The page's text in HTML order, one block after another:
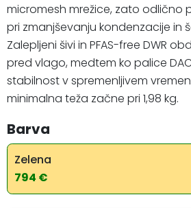
micromesh mrežice, zato odlično
pri zmanjševanju kondenzacije in
Zalepljeni šivi in PFAS-free DWR
pred vlago, medtem ko palice
stabilnost v spremenljivem
minimalna teža začne pri 1,98 kg.
Barva
Zelena
794 €